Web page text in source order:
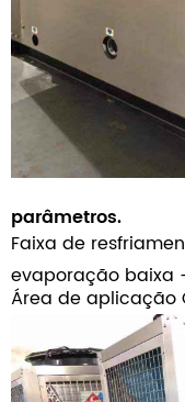
parâmetros.
Faixa de
evaporação baixa
Área de aplicação